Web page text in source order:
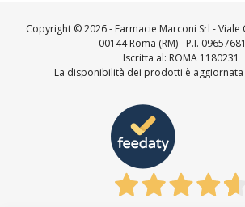
Copyright ©2026 - Farmacie Marconi Srl -
00144 Roma (RM) - P.I.
Iscritta al: ROMA 1180231
La disponibilità dei prodotti è aggiornata